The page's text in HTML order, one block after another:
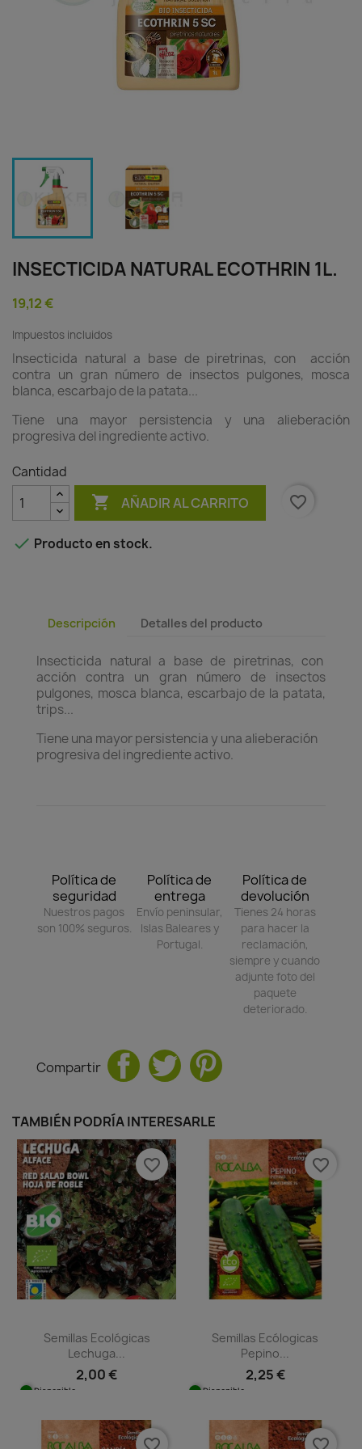
INSECTICIDA NATURAL ECOTHRIN 1L.
19,12 €
Impuestos incluidos
Insecticida natural a base de piretrinas, con acción
contra un gran número de insectos pulgones, mosca
blanca, escarbajo de la patata...
Tiene una mayor persistencia y una alieberación
progresiva del ingrediente activo.
Cantidad
 AÑADIR AL CARRITO favorite_border
 Producto en stock.
Descripción Detalles del producto
Insecticida natural a base de piretrinas, con
acción contra un gran número de insectos
pulgones, mosca blanca, escarbajo de la patata,
trips...
Tiene una mayor persistencia y una alieberación
progresiva del ingrediente activo.
Política de
seguridad
Nuestros pagos
son 100% seguros.
Política de
entrega
Envío peninsular,
Islas Baleares y
Portugal.
Política de
devolución
Tienes 24 horas
para hacer la
reclamación,
siempre y cuando
adjunte foto del
paquete
deteriorado.
Compartir
TAMBIÉN PODRÍA INTERESARLE
Semillas Ecológicas
Lechuga...
2,00 €
Disponible
favorite_border
Semillas Ecólogicas
Pepino...
2,25 €
Disponible
favorite_border
favorite_border favorite_border